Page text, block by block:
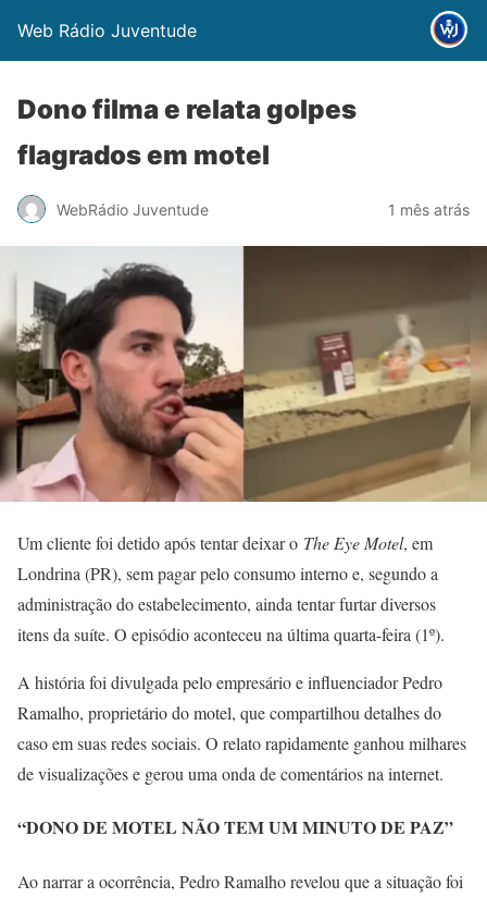
Web Rádio Juventude
Dono filma e relata golpes
flagrados em motel
WebRádio Juventude 1 mês atrás
Um cliente foi detido após tentar deixar o The Eye Motel, em
Londrina (PR), sem pagar pelo consumo interno e, segundo a
administração do estabelecimento, ainda tentar furtar diversos
itens da suíte. O episódio aconteceu na última quarta-feira (1º).
A história foi divulgada pelo empresário e influenciador Pedro
Ramalho, proprietário do motel, que compartilhou detalhes do
caso em suas redes sociais. O relato rapidamente ganhou milhares
de visualizações e gerou uma onda de comentários na internet.
“DONO DE MOTEL NÃO TEM UM MINUTO DE PAZ”
Ao narrar a ocorrência, Pedro Ramalho revelou que a situação foi